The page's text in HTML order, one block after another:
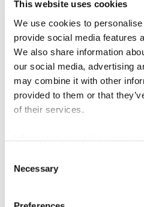
This website uses cookies
We use cookies to
provide social media features
We also share information
our social media, advertising
may combine it with other
provided to them or that
of their services.
"Allow all", you consent - in
1 lit. a GDPR - to your data
The Court of Justice of the
Selection
Necessary
Mindeststandards über
festgelegt. Die
Standorten.
Schulungen und Gespräche
Sensibilisierung der
Arbeitssicherheit bei. Die
Mit zahlreichen Programmen
Gesundheitsförderung an